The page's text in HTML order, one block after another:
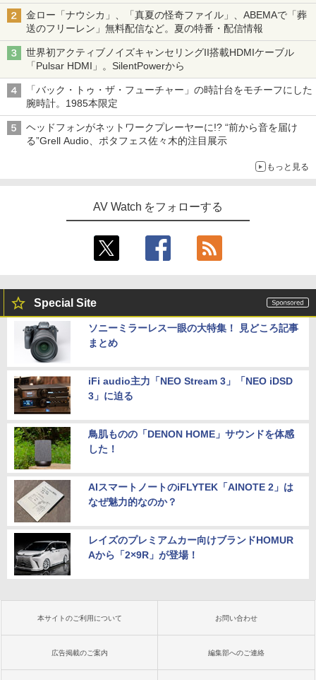
金ロー「ナウシカ」、「真夏の怪奇ファイル」、ABEMAで「葬
送のフリーレン」無料配信など。夏の特番・配信情報
世界初アクティブノイズキャンセリングII搭載HDMIケーブル
「Pulsar HDMI」。SilentPowerから
「バック・トゥ・ザ・フューチャー」の時計台をモチーフにした
腕時計。1985本限定
ヘッドフォンがネットワークプレーヤーに!? “前から音を届け
る”Grell Audio、ポタフェス佐々木的注目展示
もっと見る
AV Watch をフォローする
Special Site
ソニーミラーレス一眼の大特集！ 見どころ記事
まとめ
iFi audio主力「NEO Stream 3」「NEO iDSD
3」に迫る
鳥肌ものの「DENON HOME」サウンドを体感
した！
AIスマートノートのiFLYTEK「AINOTE 2」は
なぜ魅力的なのか？
レイズのプレミアムカー向けブランドHOMUR
Aから「2×9R」が登場！
本サイトのご利用について お問い合わせ
広告掲載のご案内 編集部へのご連絡